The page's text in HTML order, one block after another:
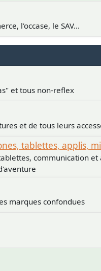
l'occase, le SAV...
et tous non-reflex
et de tous leurs
tablettes, applis,
communication
marques confondues